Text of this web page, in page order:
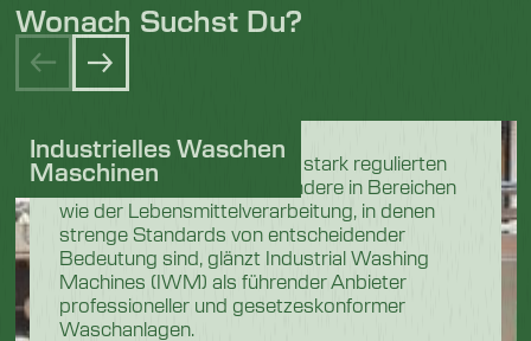
Wonach Suchst Du?
In den anspruchsvollen und stark regulierten
Industriesektoren, insbesondere in Bereichen
wie der Lebensmittelverarbeitung, in denen
strenge Standards von entscheidender
Bedeutung sind, glänzt Industrial Washing
Machines (IWM) als führender Anbieter
professioneller und gesetzeskonformer
Waschanlagen.
Industrielles Waschen
Maschinen